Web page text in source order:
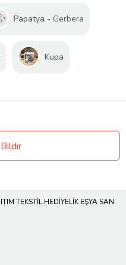
Papatya - Gerbera
Kupa
TEKSTİL HEDİYELİK EŞYA SAN.